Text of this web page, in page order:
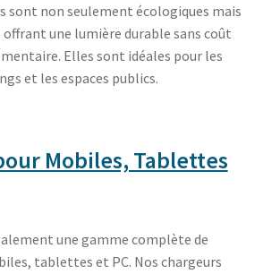
sont non seulement écologiques mais
offrant une lumière durable sans coût
Elles sont idéales pour les
et les espaces publics.
Mobiles, Tablettes
une gamme complète de
tablettes et PC. Nos chargeurs